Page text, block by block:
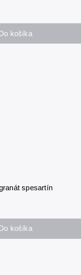
košíka
spesartín
košíka